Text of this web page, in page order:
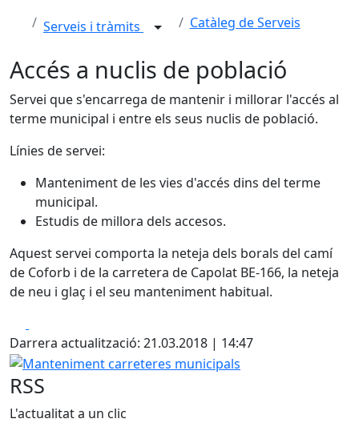
Serveis i tràmits Catàleg de Serveis
Accés a nuclis de població
Servei que s'encarrega de mantenir i millorar l'accés al
terme municipal i entre els seus nuclis de població.
Línies de servei:
Manteniment de les vies d'accés dins del terme
municipal.
Estudis de millora dels accesos.
Aquest servei comporta la neteja dels borals del camí
de Coforb i de la carretera de Capolat BE-166, la neteja
de neu i glaç i el seu manteniment habitual.
Darrera actualització: 21.03.2018 | 14:47
Manteniment carreteres municipals
RSS
L'actualitat a un clic